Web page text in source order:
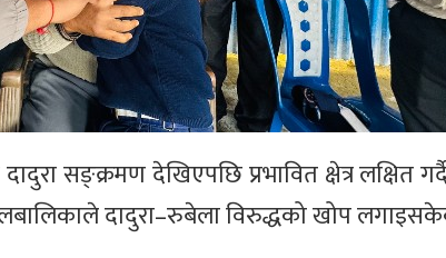
सङ्क्रमण देखिएपछि प्रभावित क्षेत्र लक्षित
दादुरा–रुबेला विरुद्धको खोप